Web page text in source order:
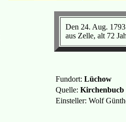
Den 24. Aug.
aus Zelle, alt 72
Fundort: Lüchow
Quelle: Kirchenbucb
Einsteller: Wolf